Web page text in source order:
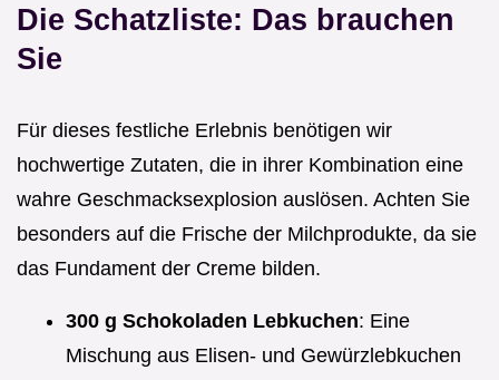
Die Schatzliste: Das brauchen
Sie
Für dieses festliche Erlebnis benötigen wir
hochwertige Zutaten, die in ihrer Kombination eine
wahre Geschmacksexplosion auslösen. Achten Sie
besonders auf die Frische der Milchprodukte, da sie
das Fundament der Creme bilden.
300 g Schokoladen Lebkuchen: Eine
Mischung aus Elisen- und Gewürzlebkuchen